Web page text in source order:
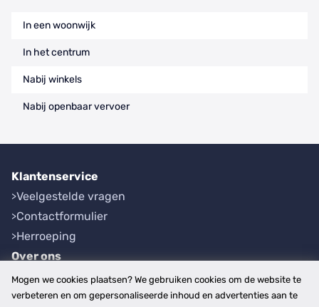
In een woonwijk
In het centrum
Nabij winkels
Nabij openbaar vervoer
Klantenservice
Veelgestelde vragen
Contactformulier
Herroeping
Over ons
Bedrijfsgegevens
Werkwijze
Mogen we cookies plaatsen? We gebruiken cookies om de website te
verbeteren en om gepersonaliseerde inhoud en advertenties aan te